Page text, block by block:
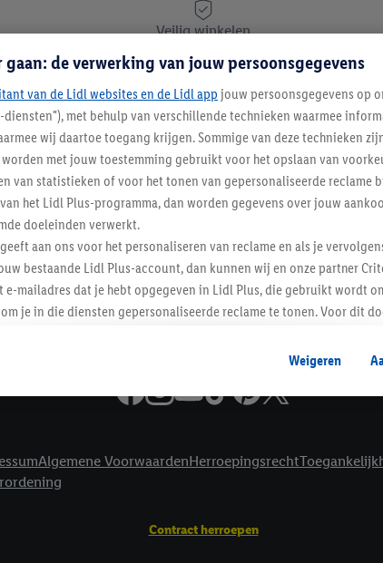
Veilig winkelen
Lidl Nieuwsbrief
Schrijf je in
Informatie
Algemene VoorwaardenHerroepingsrecht
Contract herroepen
de verwerking van jouw persoonsgegevens
van de Lidl websites en de Lidl app jouw persoonsgegevens op
met behulp van verschillende technieken waarmee
wij daartoe toegang krijgen. Sommige van deze technieken
met jouw toestemming gebruikt voor het opslaan van
van statistieken of voor het tonen van gepersonaliseerde reclame
het Lidl Plus-programma, dan worden gegevens over jouw
doeleinden verwerkt.
aan ons voor het personaliseren van reclame en als je
bestaande Lidl Plus-account, dan kunnen wij en onze partner
mailadres dat je hebt opgegeven in Lidl Plus, die gebruikt wordt
je in die diensten gepersonaliseerde reclame te tonen. Voor dit
geeft, dan kunnen retargeting advertenties worden
(bijvoorbeeld door het product in een winkelmandje van een
andere identifiers of met identifiers waarover Criteo S.A.
instemt. Verder kan je er meer informatie vinden over de
Weigeren